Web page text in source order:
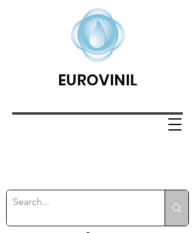
EUROVINIL